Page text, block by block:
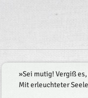
»Sei mutig! Vergiß
Mit erleuchteter